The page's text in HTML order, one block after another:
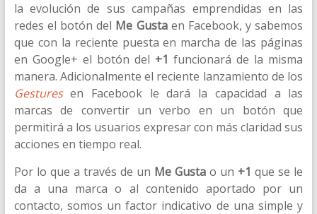
la evolución de sus campañas emprendidas en las
redes el botón del Me Gustaen Facebook, y sabemos
que con la reciente puesta en marcha de las páginas
en Google+ el botón del +1 funcionará de la misma
manera. Adicionalmente el reciente lanzamiento de los
Gesturesen Facebook le dará la capacidad a las
marcas de convertir un verbo en un botón que
permitirá a los usuarios expresar con más claridad sus
acciones en tiempo real.
Por lo que a través de un Me Gusta o un +1 que se le
da a una marca o al contenido aportado por un
contacto, somos un factor indicativo de una simple y